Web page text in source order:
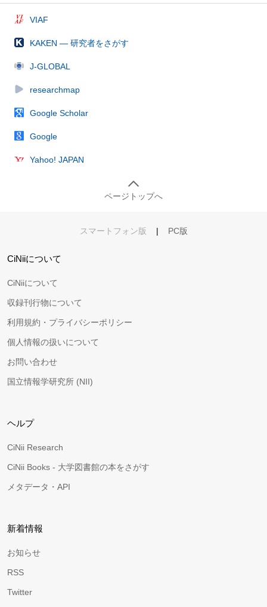
VIAF
KAKEN — 研究者をさがす
J-GLOBAL
researchmap
Google Scholar
Google
Yahoo! JAPAN
ページトップへ
スマートフォン版 | PC版
CiNiiについて
CiNiiについて
収録刊行物について
利用規約・プライバシーポリシー
個人情報の扱いについて
お問い合わせ
国立情報学研究所 (NII)
ヘルプ
CiNii Research
CiNii Books - 大学図書館の本をさがす
メタデータ・API
新着情報
お知らせ
RSS
Twitter